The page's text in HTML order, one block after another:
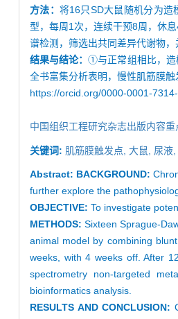
方法： 将16只SD大鼠随机分为造
型，每周1次，连续干预8周，休
谱检测，筛选出共同差异代谢物，
结果与结论：①与正常组相比，造
全书富集分析表明，慢性肌筋膜
https://orcid.org/0000-0001-
中国组织工程研究杂志出版内容
关键词: 肌筋膜触发点, 大鼠, 尿液,
Abstract: BACKGROUND:
further explore the
OBJECTIVE: To investigate
METHODS:Sixteen Sprague-
animal model by combining
weeks, with 4 weeks off. After
spectrometry non-targeted
bioinformatics analysis.
RESULTS AND CONCLUSION: